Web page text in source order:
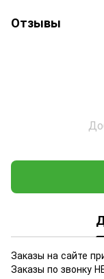
Отзывы
Заказы на сайте
Заказы по звонку